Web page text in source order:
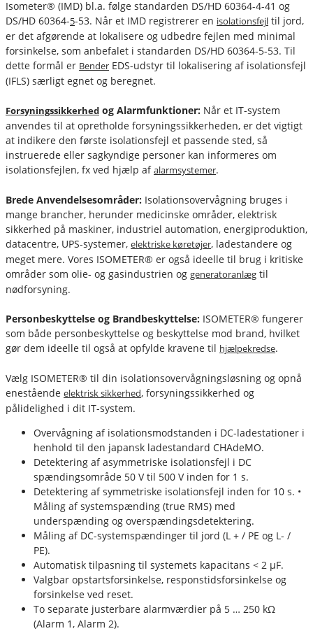
Isometer® (IMD) bl.a. følge standarden DS/HD 60364-4-41 og
DS/HD 60364-5-53. Når et IMD registrerer en isolationsfejl til jord,
er det afgørende at lokalisere og udbedre fejlen med minimal
forsinkelse, som anbefalet i standarden DS/HD 60364-5-53. Til
dette formål er Bender EDS-udstyr til lokalisering af isolationsfejl
(IFLS) særligt egnet og beregnet.
Forsyningssikkerhed og Alarmfunktioner: Når et IT-system
anvendes til at opretholde forsyningssikkerheden, er det vigtigt
at indikere den første isolationsfejl et passende sted, så
instruerede eller sagkyndige personer kan informeres om
isolationsfejlen, fx ved hjælp afalarmsystemer.
Brede Anvendelsesområder: Isolationsovervågning bruges i
mange brancher, herunder medicinske områder, elektrisk
sikkerhed på maskiner, industriel automation, energiproduktion,
datacentre, UPS-systemer, elektriske køretøjer, ladestandere og
meget mere. Vores ISOMETER® er også ideelle til brug i kritiske
områder som olie- og gasindustrien og generatoranlæg til
nødforsyning.
Personbeskyttelse og Brandbeskyttelse: ISOMETER® fungerer
som både personbeskyttelse og beskyttelse mod brand, hvilket
gør dem ideelle til også at opfylde kravene til hjælpekredse.
Vælg ISOMETER® til din isolationsovervågningsløsning og opnå
enestående elektrisk sikkerhed, forsyningssikkerhed og
pålidelighed i dit IT-system.
Overvågning af isolationsmodstanden i DC-ladestationer i
henhold til den japansk ladestandard CHAdeMO.
Detektering af asymmetriske isolationsfejl i DC
spændingsområde 50 V til 500 V inden for 1 s.
Detektering af symmetriske isolationsfejl inden for 10 s. •
Måling af systemspænding (true RMS) med
underspænding og overspændingsdetektering.
Måling af DC-systemspændinger til jord (L + / PE og L- /
PE).
Automatisk tilpasning til systemets kapacitans < 2 μF.
Valgbar opstartsforsinkelse, responstidsforsinkelse og
forsinkelse ved reset.
To separate justerbare alarmværdier på 5 … 250 kΩ
(Alarm 1, Alarm 2).